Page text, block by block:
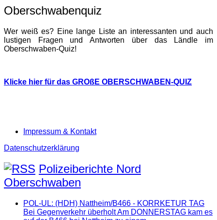
Oberschwabenquiz
Wer weiß es? Eine lange Liste an interessanten und auch
lustigen Fragen und Antworten über das Ländle im
Oberschwaben-Quiz!
Klicke hier für das GROßE OBERSCHWABEN-QUIZ
Impressum & Kontakt
Datenschutzerklärung
Polizeiberichte Nord
Oberschwaben
POL-UL: (HDH) Nattheim/B466 - KORRKETUR TAG
Bei Gegenverkehr überholt Am DONNERSTAG kam es